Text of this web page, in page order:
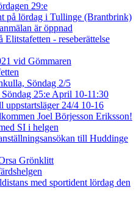
29:e
på lördag i Tullinge (Brantbrink)
är öppnad
Elitstafetten - reseberättelse
vid Gömmaren
Söndag 2/5
25:e April 10-11:30
uppstartsläger 24/4 10-16
Joel Börjesson Eriksson!
SI i helgen
till Huddinge
Grönklitt
med sportident lördag den